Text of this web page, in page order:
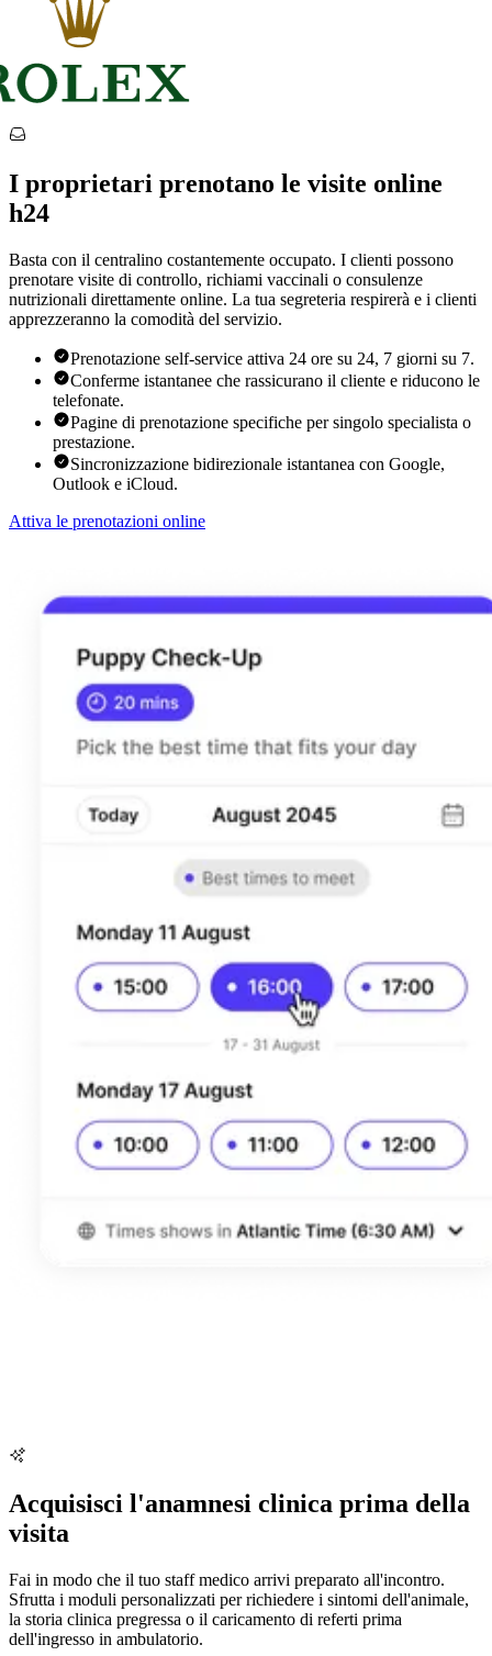
I proprietari prenotano le visite online
h24
Basta con il centralino costantemente occupato. I clienti possono
prenotare visite di controllo, richiami vaccinali o consulenze
nutrizionali direttamente online. La tua segreteria respirerà e i clienti
apprezzeranno la comodità del servizio.
Prenotazione self-service attiva 24 ore su 24, 7 giorni su 7.
Conferme istantanee che rassicurano il cliente e riducono le
telefonate.
Pagine di prenotazione specifiche per singolo specialista o
prestazione.
Sincronizzazione bidirezionale istantanea con Google,
Outlook e iCloud.
Attiva le prenotazioni online
Acquisisci l'anamnesi clinica prima della
visita
Fai in modo che il tuo staff medico arrivi preparato all'incontro.
Sfrutta i moduli personalizzati per richiedere i sintomi dell'animale,
la storia clinica pregressa o il caricamento di referti prima
dell'ingresso in ambulatorio.